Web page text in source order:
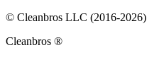
© Cleanbros LLC (2016-2026)
Cleanbros ®